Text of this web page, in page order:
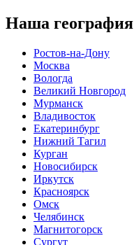
Наша география
Ростов-на-Дону
Москва
Вологда
Великий Новгород
Мурманск
Владивосток
Екатеринбург
Нижний Тагил
Курган
Новосибирск
Иркутск
Красноярск
Омск
Челябинск
Магнитогорск
Сургут